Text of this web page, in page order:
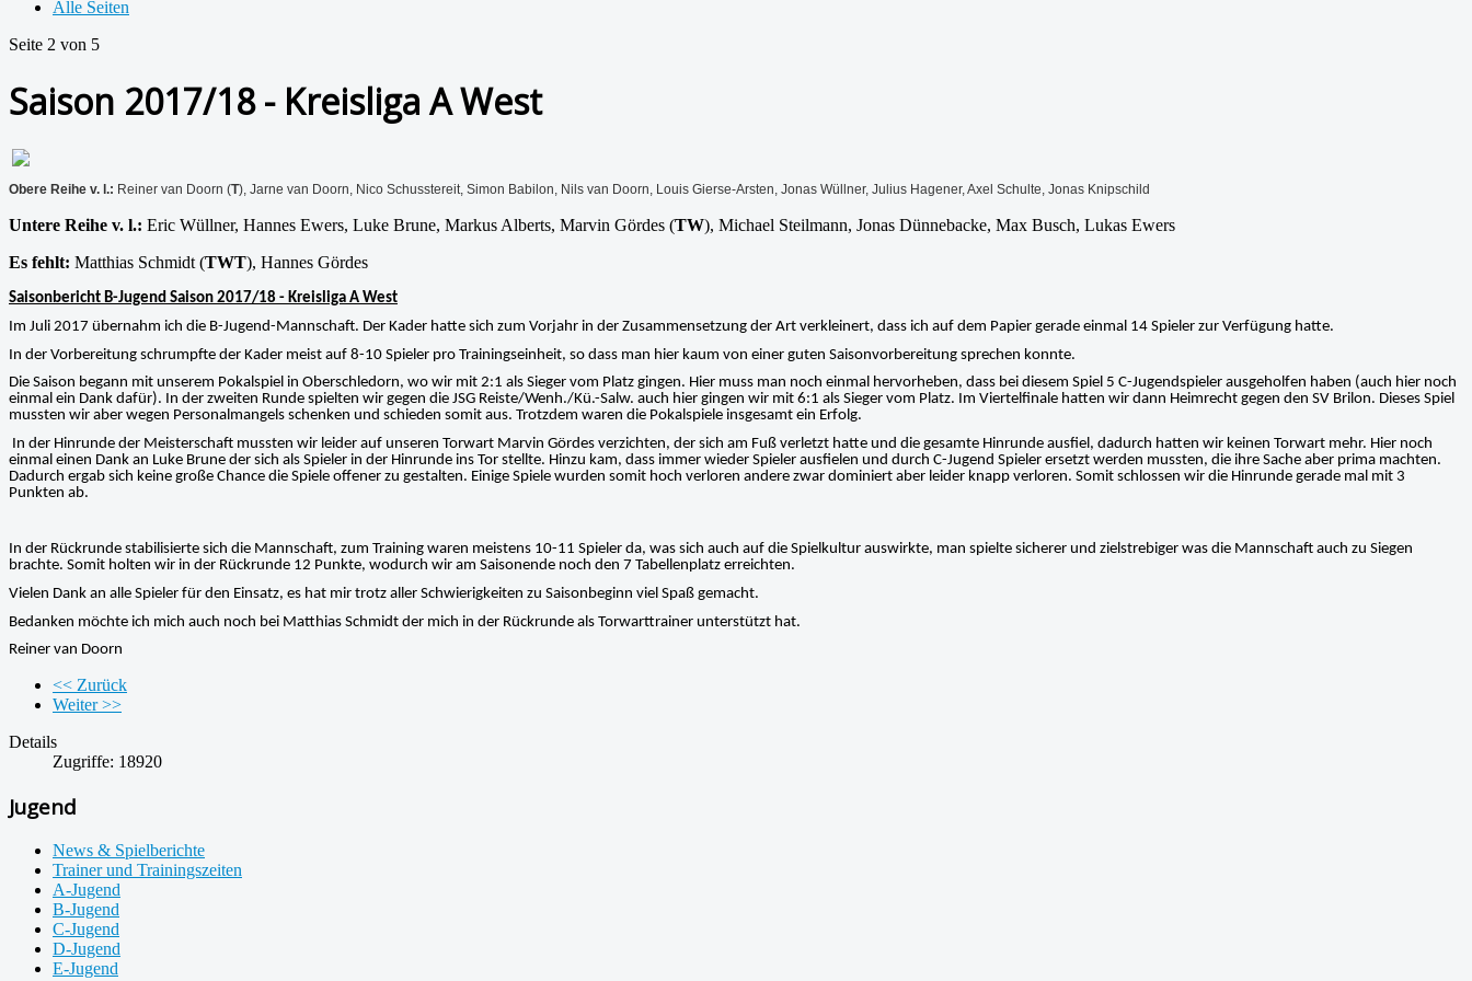
Alle Seiten
Seite 2 von 5
Saison 2017/18 - Kreisliga A West
Obere Reihe v. l.: Reiner van Doorn (T), Jarne van Doorn, Nico Schusstereit, Simon Babilon, Nils van Doorn, Louis Gierse-Arsten, Jonas Wüllner, Julius Hagener, Axel Schulte, Jonas Knipschild
Untere Reihe v. l.: Eric Wüllner, Hannes Ewers, Luke Brune, Markus Alberts, Marvin Gördes (TW), Michael Steilmann, Jonas Dünnebacke, Max Busch, Lukas Ewers
Es fehlt: Matthias Schmidt (TWT), Hannes Gördes
Saisonbericht B-Jugend Saison 2017/18 - Kreisliga A West
Im Juli 2017 übernahm ich die B-Jugend-Mannschaft. Der Kader hatte sich zum Vorjahr in der Zusammensetzung der Art verkleinert, dass ich auf dem Papier gerade einmal 14 Spieler zur Verfügung hatte.
In der Vorbereitung schrumpfte der Kader meist auf 8-10 Spieler pro Trainingseinheit, so dass man hier kaum von einer guten Saisonvorbereitung sprechen konnte.
Die Saison begann mit unserem Pokalspiel in Oberschledorn, wo wir mit 2:1 als Sieger vom Platz gingen. Hier muss man noch einmal hervorheben, dass bei diesem Spiel 5 C-Jugendspieler ausgeholfen haben (auch hier noch
einmal ein Dank dafür). In der zweiten Runde spielten wir gegen die JSG Reiste/Wenh./Kü.-Salw. auch hier gingen wir mit 6:1 als Sieger vom Platz. Im Viertelfinale hatten wir dann Heimrecht gegen den SV Brilon. Dieses Spiel
mussten wir aber wegen Personalmangels schenken und schieden somit aus. Trotzdem waren die Pokalspiele insgesamt ein Erfolg.
In der Hinrunde der Meisterschaft mussten wir leider auf unseren Torwart Marvin Gördes verzichten, der sich am Fuß verletzt hatte und die gesamte Hinrunde ausfiel, dadurch hatten wir keinen Torwart mehr. Hier noch
einmal einen Dank an Luke Brune der sich als Spieler in der Hinrunde ins Tor stellte. Hinzu kam, dass immer wieder Spieler ausfielen und durch C-Jugend Spieler ersetzt werden mussten, die ihre Sache aber prima machten.
Dadurch ergab sich keine große Chance die Spiele offener zu gestalten. Einige Spiele wurden somit hoch verloren andere zwar dominiert aber leider knapp verloren. Somit schlossen wir die Hinrunde gerade mal mit 3
Punkten ab.
In der Rückrunde stabilisierte sich die Mannschaft, zum Training waren meistens 10-11 Spieler da, was sich auch auf die Spielkultur auswirkte, man spielte sicherer und zielstrebiger was die Mannschaft auch zu Siegen
brachte. Somit holten wir in der Rückrunde 12 Punkte, wodurch wir am Saisonende noch den 7 Tabellenplatz erreichten.
Vielen Dank an alle Spieler für den Einsatz, es hat mir trotz aller Schwierigkeiten zu Saisonbeginn viel Spaß gemacht.
Bedanken möchte ich mich auch noch bei Matthias Schmidt der mich in der Rückrunde als Torwarttrainer unterstützt hat.
Reiner van Doorn
<< Zurück
Weiter >>
Details
Zugriffe: 18920
Jugend
News & Spielberichte
Trainer und Trainingszeiten
A-Jugend
B-Jugend
C-Jugend
D-Jugend
E-Jugend